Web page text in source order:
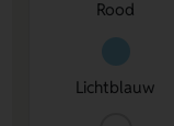
Rood
Lichtblauw